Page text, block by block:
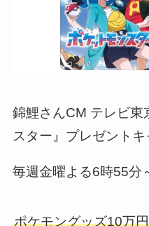
錦鯉さんCM テレビ東
スター』プレゼント
毎週金曜よる6時55分
ポケモングッズ10万